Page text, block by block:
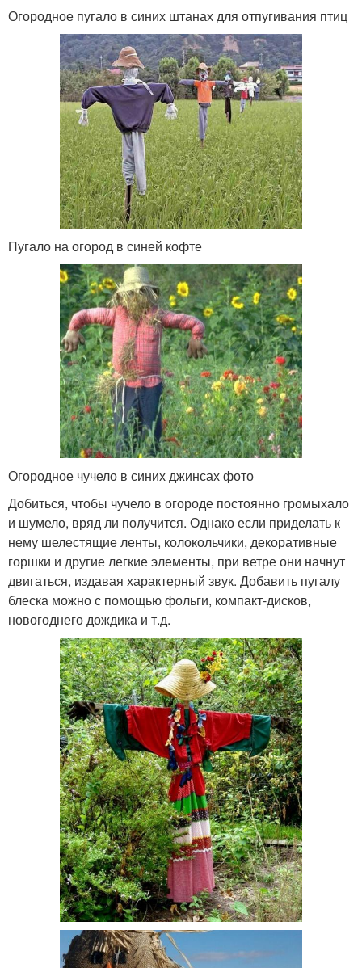
Огородное пугало в синих штанах для отпугивания птиц
Пугало на огород в синей кофте
Огородное чучело в синих джинсах фото
Добиться, чтобы чучело в огороде постоянно громыхало
и шумело, вряд ли получится. Однако если приделать к
нему шелестящие ленты, колокольчики, декоративные
горшки и другие легкие элементы, при ветре они начнут
двигаться, издавая характерный звук. Добавить пугалу
блеска можно с помощью фольги, компакт-дисков,
новогоднего дождика и т.д.